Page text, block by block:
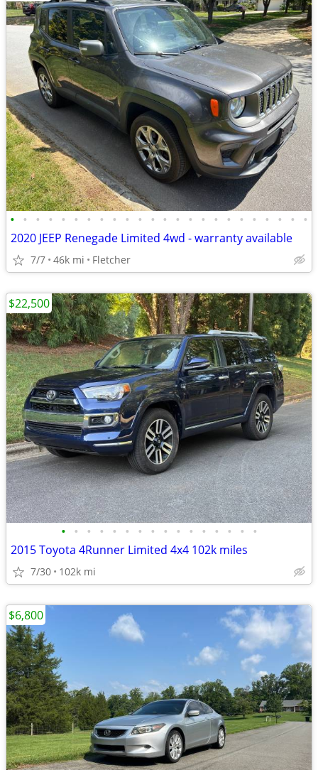
• • • • • • • • • • • • • • • • • • • • • • • •
2020 JEEP Renegade Limited 4wd - warranty available
7/7 46k mi Fletcher
• • • • • • • • • • • • • • • •
2015 Toyota 4Runner Limited 4x4 102k miles
7/30 102k mi
$22,500
$6,800